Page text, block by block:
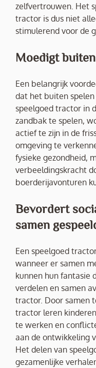
zelfvertrouwen. Het
tractor is dus niet
stimulerend voor de
Moedigt
Een belangrijk
dat het buiten
speelgoed tractor in
zandbak te spelen,
actief te zijn in de
omgeving te
fysieke gezondheid,
verbeeldingskracht
boerderijavonturen
Bevordert
samen
Een speelgoed
wanneer er samen
kunnen hun fantasie
verdelen en samen
tractor. Door samen
tractor leren
te werken en
aan de ontwikkeling
Het delen van
gezamenlijke